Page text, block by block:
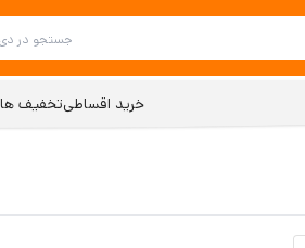
خرید اقساطیتخفیف